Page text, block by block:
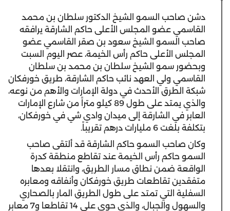
دشن صاحب السمو الشيخ الدكتور سلطان بن محمد
القاسمي عضو المجلس الأعلى حاكم الشارقة يرافقه
صاحب السمو الشيخ سعود بن صقر القاسمي عضو
المجلس الأعلى حاكم رأس الخيمة، عصر اليوم السبت
وبحضور سمو الشيخ سلطان بن محمد بن سلطان
القاسمي ولي العهد نائب حاكم الشارقة، طريق خورفكان
شبكة الطرق الأحدث في دولة الإمارات والأهم من نوعه،
والذي يمتد على طول 89 كيلو متراً من شارع الإمارات
العابر في الشارقة إلى ميدان وادي شي في خورفكان،
بتكلفة بلغت 6 مليارات درهم تقريباً.
وكان صاحب السمو حاكم الشارقة قد ألتقى صاحب
السمو حاكم رأس الخيمة عند تقاطع منطقة كدرة
الواقعة ضمن نطاق مسار الطريق، وانتقلا بعدها
متفقدين تقاطعات طريق خورفكان وأنفاقه ومعابره
السفلية التي تمتد على طول الطريق المار بالصحاري
والسهول والجبال، والذي حوى على 14 تقاطعا و7 معابر